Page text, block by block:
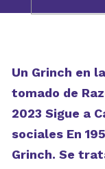
Un Grinch en
tomado de
2023 Sigue a
sociales En
Grinch. Se